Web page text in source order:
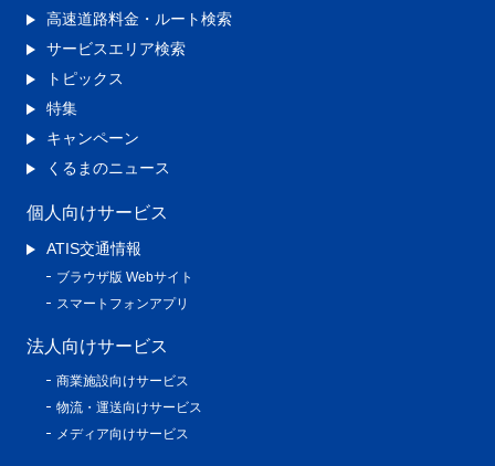
高速道路料金・ルート検索
サービスエリア検索
トピックス
特集
キャンペーン
くるまのニュース
個人向けサービス
ATIS交通情報
ブラウザ版 Webサイト
スマートフォンアプリ
法人向けサービス
商業施設向けサービス
物流・運送向けサービス
メディア向けサービス